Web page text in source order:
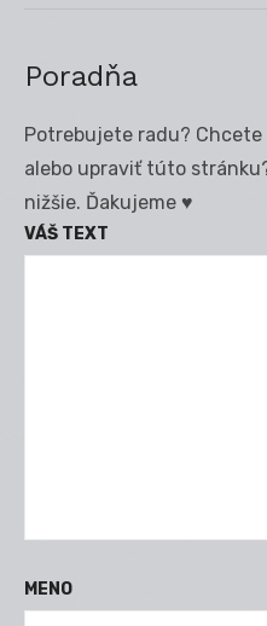
Poradňa
Potrebujete radu?
alebo upraviť túto
nižšie. Ďakujeme ♥
VÁŠ TEXT
MENO